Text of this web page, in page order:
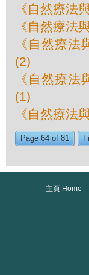
《自然療法
《自然療法
《自然療
(2)
《自然療
(1)
《自然療法
Page 64 of 81
主頁 Home